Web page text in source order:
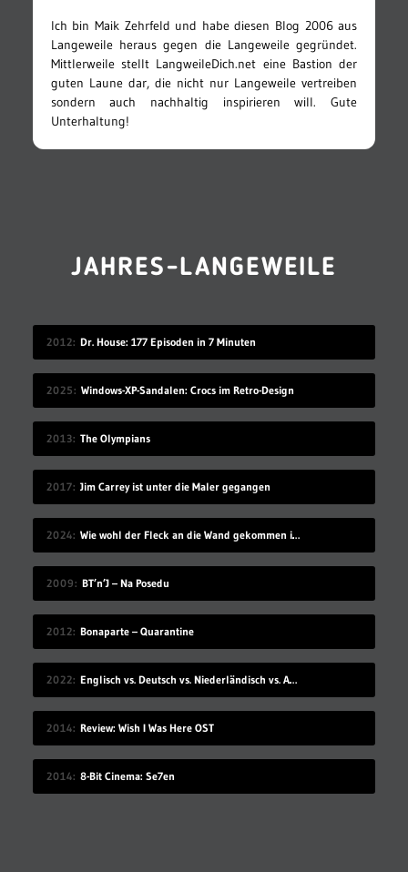
Ich bin Maik Zehrfeld und habe diesen Blog 2006 aus
Langeweile heraus gegen die Langeweile gegründet.
Mittlerweile stellt LangweileDich.net eine Bastion der
guten Laune dar, die nicht nur Langeweile vertreiben
sondern auch nachhaltig inspirieren will. Gute
Unterhaltung!
JAHRES-LANGEWEILE
2012 Dr. House: 177 Episoden in 7 Minuten
2025 Windows-XP-Sandalen: Crocs im Retro-Design
2013 The Olympians
2017 Jim Carrey ist unter die Maler gegangen
2024 Wie wohl der Fleck an die Wand gekommen ist?
2009 BT’n’J – Na Posedu
2012 Bonaparte – Quarantine
2022 Englisch vs. Deutsch vs. Niederländisch vs. Afrikaans
2014 Review: Wish I Was Here OST
2014 8-Bit Cinema: Se7en